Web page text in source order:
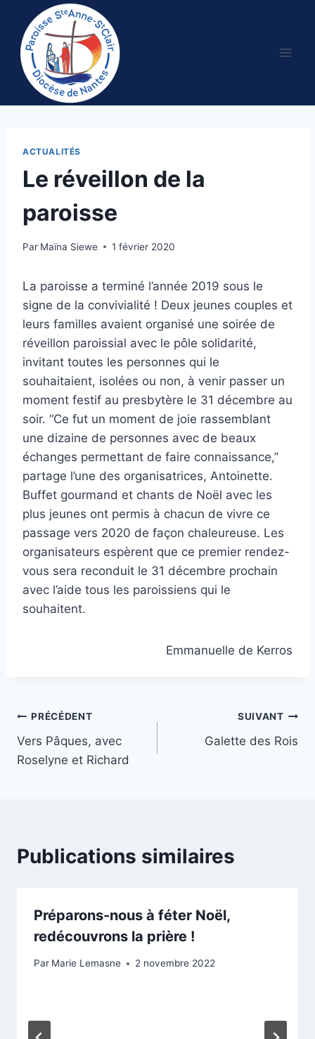
contenu
ACTUALITÉS
Le réveillon de la
paroisse
Par Maïna Siewe 1 février 2020
La paroisse a terminé l’année 2019 sous le
signe de la convivialité ! Deux jeunes couples et
leurs familles avaient organisé une soirée de
réveillon paroissial avec le pôle solidarité,
invitant toutes les personnes qui le
souhaitaient, isolées ou non, à venir passer un
moment festif au presbytère le 31 décembre au
soir. “Ce fut un moment de joie rassemblant
une dizaine de personnes avec de beaux
échanges permettant de faire connaissance,”
partage l’une des organisatrices, Antoinette.
Buffet gourmand et chants de Noël avec les
plus jeunes ont permis à chacun de vivre ce
passage vers 2020 de façon chaleureuse. Les
organisateurs espèrent que ce premier rendez-
vous sera reconduit le 31 décembre prochain
avec l’aide tous les paroissiens qui le
souhaitent.
Emmanuelle de Kerros
Navigation
de
PRÉCÉDENT
Vers Pâques, avec
Roselyne et Richard
SUIVANT
Galette des Rois
Publications similaires
Préparons-nous à féter Noël,
redécouvrons la prière !
Par Marie Lemasne 2 novembre 2022